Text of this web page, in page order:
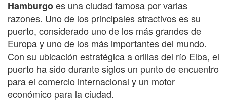
Hamburgoes una ciudad famosa por varias
razones. Uno de los principales atractivos es su
puerto, considerado uno de los más grandes de
Europa y uno de los más importantes del mundo.
Con su ubicación estratégica a orillas del río Elba, el
puerto ha sido durante siglos un punto de encuentro
para el comercio internacional y un motor
económico para la ciudad.